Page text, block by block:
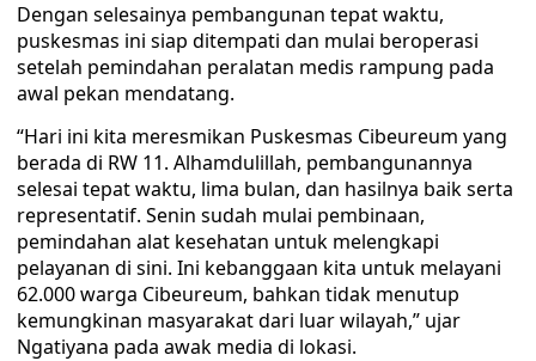
Dengan selesainya pembangunan tepat waktu,
puskesmas ini siap ditempati dan mulai beroperasi
setelah pemindahan peralatan medis rampung pada
awal pekan mendatang.
“Hari ini kita meresmikan Puskesmas Cibeureum yang
berada di RW 11. Alhamdulillah, pembangunannya
selesai tepat waktu, lima bulan, dan hasilnya baik serta
representatif. Senin sudah mulai pembinaan,
pemindahan alat kesehatan untuk melengkapi
pelayanan di sini. Ini kebanggaan kita untuk melayani
62.000 warga Cibeureum, bahkan tidak menutup
kemungkinan masyarakat dari luar wilayah,” ujar
Ngatiyana pada awak media di lokasi.